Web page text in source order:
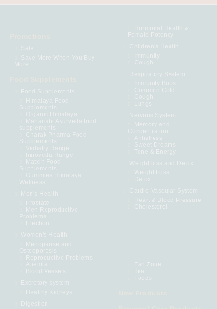
Sale
Save More When You Buy
More
Food Supplements
Himalaya Food
Supplements
Organic Himalaya
Maharishi Ayurveda food
supplements
Charak Pharma Food
Supplements
Vedistry Range
Innoveda Range
Matxin Food
Supplements
Gummies Himalaya
Wellness
Men's Health
Prostate
Men Reproductive
Problems
Erection
Women's Health
Menopause and
Osteoporosis
Reproductive Problems
Hormonal Health &
Female Potency
Children's Health
Immunity
Cough
Respiratory System
Immunity Boost
Common Cold
Cough
Lungs
Nervous System
Memory and
Concentration
Antistress
Sweet Dreams
Tone & Energy
Weight loss and Detox
Weight Loss
Detox
Cardio-Vascular System
Heart & Blood Pressure
Cholesterol
Anemia
Blood Vessels
Excretory system
Healthy Kidneys
Digestion
Fan Zone
Tea
Foods